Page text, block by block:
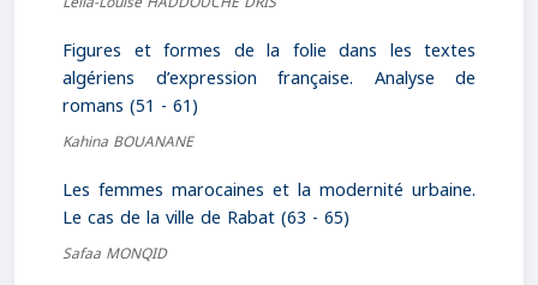
Figures et formes de la folie dans les textes
algériens d’expression française. Analyse de
romans (51 - 61)
Kahina BOUANANE
Les femmes marocaines et la modernité urbaine.
Le cas de la ville de Rabat (63 - 65)
Safaa MONQID